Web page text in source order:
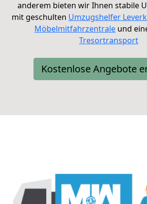
anderem bieten wir Ihnen stabile
mit geschulten Umzugshelfer
Möbelmitfahrzentrale und
Tresortransport
Kostenlose Angebote